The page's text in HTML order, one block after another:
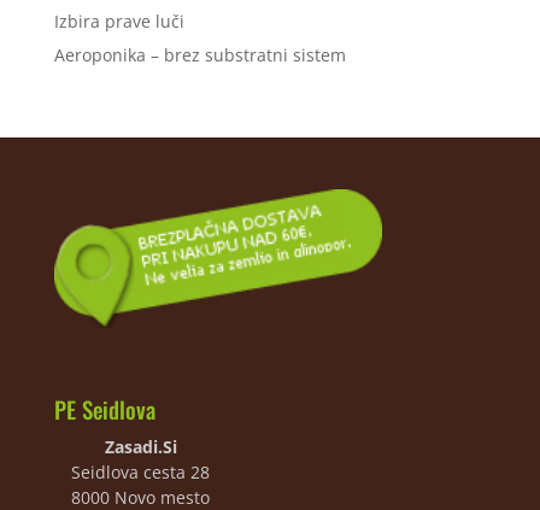
Izbira prave luči
Aeroponika – brez substratni sistem
PE Seidlova
Zasadi.Si
Seidlova cesta 28
8000 Novo mesto